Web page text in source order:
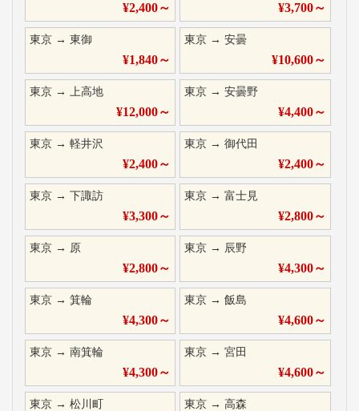
¥2,400～ ¥3,700～
東京 → 東御
¥1,840～
東京 →安曇
¥10,600～
東京 → 上高地
¥12,000～
東京 →安曇野
¥4,400～
東京 → 軽井沢
¥2,400～
東京 →御代田
¥2,400～
東京 → 下諏訪
¥3,300～
東京 →富士見
¥2,800～
東京 → 原
¥2,800～
東京 → 辰野
¥4,300～
東京 → 箕輪
¥4,300～
東京 →飯島
¥4,600～
東京 → 南箕輪
¥4,300～
東京 →宮田
¥4,600～
東京 → 松川町 東京 →高森